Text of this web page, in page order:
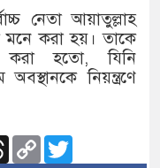
নেতা আয়াতুল্লাহ
মনে করা হয়। তাকে
করা হতো, যিনি
নিয়ন্ত্রণে
Threads
Copy
Link